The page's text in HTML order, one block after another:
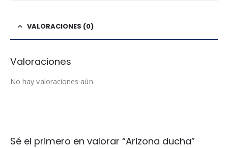
VALORACIONES (0)
Valoraciones
No hay valoraciones aún.
Sé el primero en valorar “Arizona ducha”